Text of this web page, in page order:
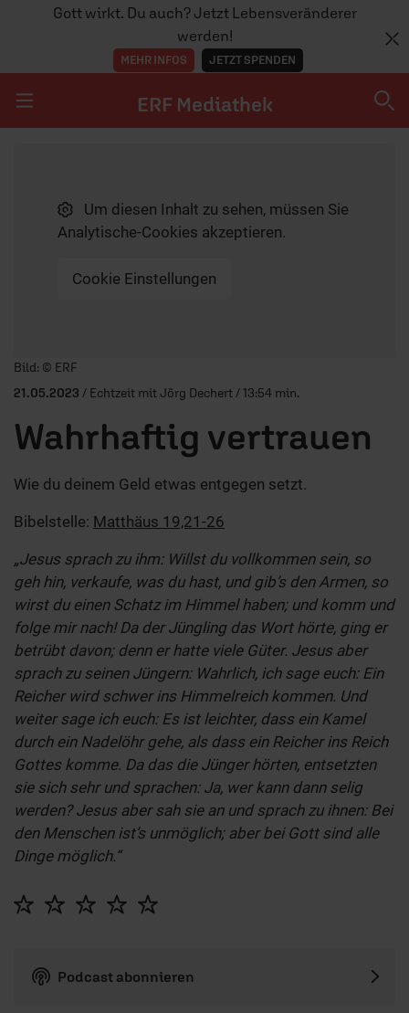
Gott wirkt. Du auch? Jetzt Lebensveränderer
werden!
MEHR INFOS JETZT SPENDEN
ERF Mediathek
SENDUNGEN A-ZUm diesen Inhalt zu sehen, müssen Sie
Analytische-Cookies akzeptieren.
Cookie Einstellungen
Player starten/anhalten
Bild: © ERF
21.05.2023 / Echtzeit mit Jörg Dechert / 13:54 min.
Wahrhaftig vertrauen
Wie du deinem Geld etwas entgegen setzt.
Bibelstelle: Matthäus 19,21-26
„Jesus sprach zu ihm: Willst du vollkommen sein, so
geh hin, verkaufe, was du hast, und gib’s den Armen, so
wirst du einen Schatz im Himmel haben; und komm und
folge mir nach! Da der Jüngling das Wort hörte, ging er
betrübt davon; denn er hatte viele Güter. Jesus aber
sprach zu seinen Jüngern: Wahrlich, ich sage euch: Ein
Reicher wird schwer ins Himmelreich kommen. Und
weiter sage ich euch: Es ist leichter, dass ein Kamel
durch ein Nadelöhr gehe, als dass ein Reicher ins Reich
Gottes komme. Da das die Jünger hörten, entsetzten
sie sich sehr und sprachen: Ja, wer kann dann selig
werden? Jesus aber sah sie an und sprach zu ihnen: Bei
den Menschen ist’s unmöglich; aber bei Gott sind alle
Dinge möglich.“
Podcast abonnieren